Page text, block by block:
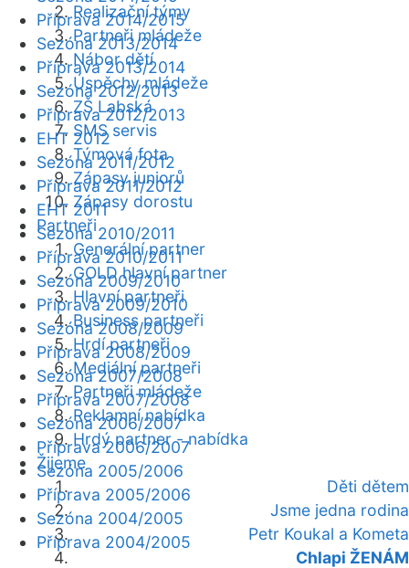
Realizační týmy
Partneři mládeže
Nábor dětí
Úspěchy mládeže
ZŠ Labská
SMS servis
Týmová fota
Zápasy juniorů
Zápasy dorostu
Partneři
Generální partner
GOLD hlavní partner
Hlavní partneři
Business partneři
Hrdí partneři
Mediální partneři
Partneři mládeže
Reklamní nabídka
Hrdý partner - nabídka
Žijeme
Děti dětem
Jsme jedna rodina
Petr Koukal a Kometa
Chlapi ŽENÁM
Příprava 2014/2015
Sezóna 2013/2014
Příprava 2013/2014
Sezóna 2012/2013
Příprava 2012/2013
EHT 2012
Sezóna 2011/2012
Příprava 2011/2012
EHT 2011
Sezóna 2010/2011
Příprava 2010/2011
Sezóna 2009/2010
Příprava 2009/2010
Sezóna 2008/2009
Příprava 2008/2009
Sezóna 2007/2008
Příprava 2007/2008
Sezóna 2006/2007
Příprava 2006/2007
Sezóna 2005/2006
Příprava 2005/2006
Sezóna 2004/2005
Příprava 2004/2005